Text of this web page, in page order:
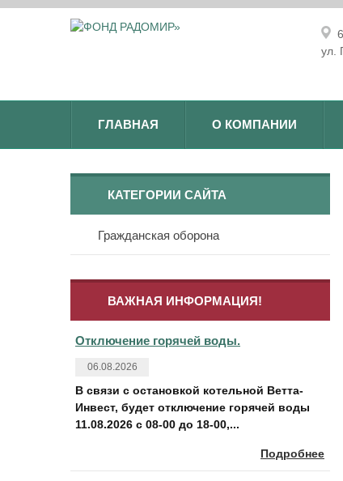
ул.
ГЛАВНАЯ О КОМПАНИИ
КАТЕГОРИИ САЙТА
Гражданская оборона
ВАЖНАЯ ИНФОРМАЦИЯ!
Отключение горячей воды.
06.08.2026
В связи с остановкой котельной Ветта-
Инвест, будет отключение горячей воды
11.08.2026 с 08-00 до 18-00,...
Подробнее